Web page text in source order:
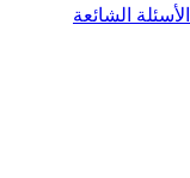
الأسئلة الشائعة